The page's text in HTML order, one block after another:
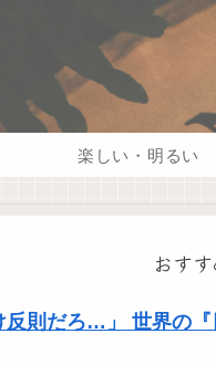
楽しい・明るい
おす
反則だろ…」 世界の